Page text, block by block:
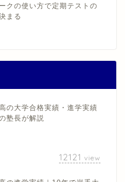
クの使い方で定期テストの
まる
の大学合格実績・進学実績
塾長が解説
12121 view